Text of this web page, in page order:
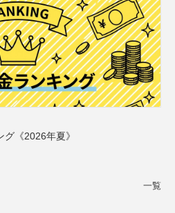
《2026年夏》
一覧